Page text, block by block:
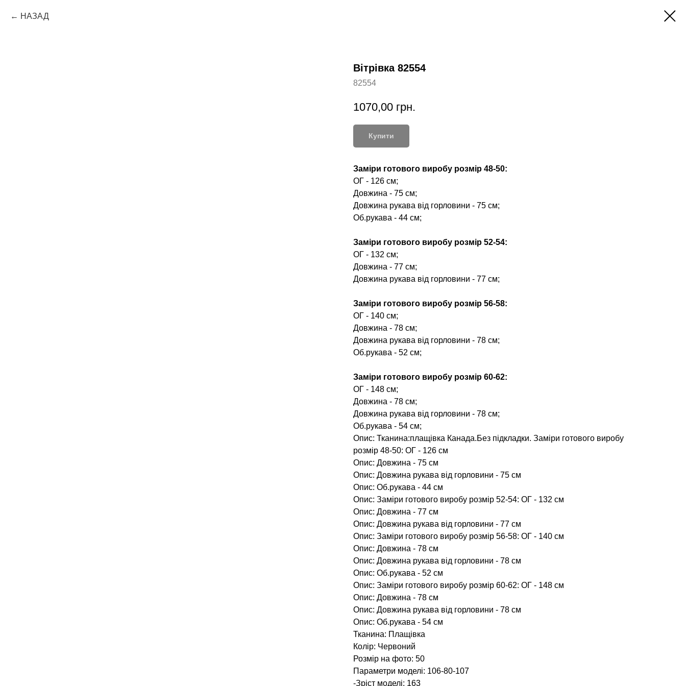
НАЗАД
Вітрівка 82554
82554
1070,00 грн.
Купити
Заміри готового виробу розмір 48-50:
ОГ - 126 см;
Довжина - 75 см;
Довжина рукава від горловини - 75 см;
Об.рукава - 44 см;
Заміри готового виробу розмір 52-54:
ОГ - 132 см;
Довжина - 77 см;
Довжина рукава від горловини - 77 см;
Заміри готового виробу розмір 56-58:
ОГ - 140 см;
Довжина - 78 см;
Довжина рукава від горловини - 78 см;
Об.рукава - 52 см;
Заміри готового виробу розмір 60-62:
ОГ - 148 см;
Довжина - 78 см;
Довжина рукава від горловини - 78 см;
Об.рукава - 54 см;
Опис: Тканина:плащівка Канада.Без підкладки. Заміри готового виробу
розмір 48-50: ОГ - 126 см
Опис: Довжина - 75 см
Опис: Довжина рукава від горловини - 75 см
Опис: Об.рукава - 44 см
Опис: Заміри готового виробу розмір 52-54: ОГ - 132 см
Опис: Довжина - 77 см
Опис: Довжина рукава від горловини - 77 см
Опис: Заміри готового виробу розмір 56-58: ОГ - 140 см
Опис: Довжина - 78 см
Опис: Довжина рукава від горловини - 78 см
Опис: Об.рукава - 52 см
Опис: Заміри готового виробу розмір 60-62: ОГ - 148 см
Опис: Довжина - 78 см
Опис: Довжина рукава від горловини - 78 см
Опис: Об.рукава - 54 см
Тканина: Плащівка
Колір: Червоний
Розмір на фото: 50
Параметри моделі: 106-80-107
-Зріст моделі: 163